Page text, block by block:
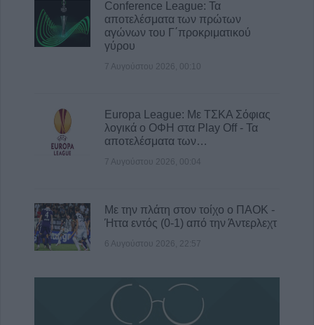
Conference League: Τα
αποτελέσματα των πρώτων
αγώνων του Γ΄προκριματικού
γύρου
7 Αυγούστου 2026, 00:10
Europa League: Με ΤΣΚΑ Σόφιας
λογικά ο ΟΦΗ στα Play Off - Τα
αποτελέσματα των…
7 Αυγούστου 2026, 00:04
Με την πλάτη στον τοίχο ο ΠΑΟΚ -
Ήττα εντός (0-1) από την Άντερλεχτ
6 Αυγούστου 2026, 22:57